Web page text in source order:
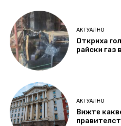
АКТУАЛНО
Откриха
райски газ
АКТУАЛНО
Вижте